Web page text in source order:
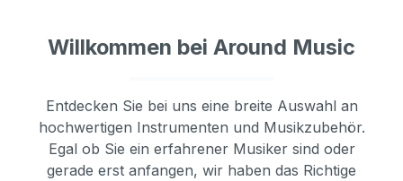
Willkommen bei Around Music
Entdecken Sie bei uns eine breite Auswahl an
hochwertigen Instrumenten und Musikzubehör.
Egal ob Sie ein erfahrener Musiker sind oder
gerade erst anfangen, wir haben das Richtige